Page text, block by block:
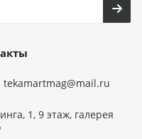
tekamartmag@mail.ru
1, 9 этаж, галерея